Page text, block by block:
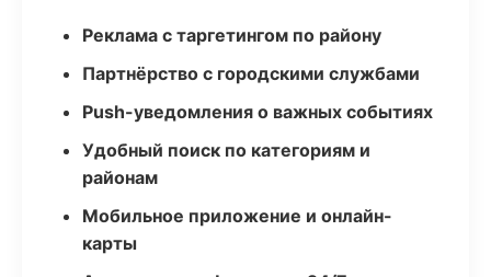
Реклама с таргетингом по району
Партнёрство с городскими службами
Push-уведомления о важных событиях
Удобный поиск по категориям и
районам
Мобильное приложение и онлайн-
карты